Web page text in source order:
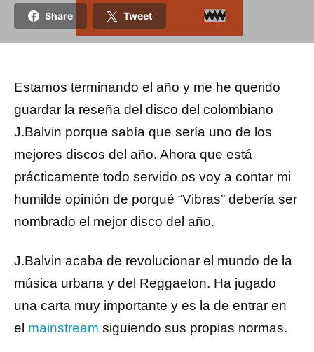
Share Tweet
Estamos terminando el año y me he querido
guardar la reseña del disco del colombiano
J.Balvin porque sabía que sería uno de los
mejores discos del año. Ahora que está
prácticamente todo servido os voy a contar mi
humilde opinión de porqué “Vibras” debería ser
nombrado el mejor disco del año.
J.Balvin acaba de revolucionar el mundo de la
música urbana y del Reggaeton. Ha jugado
una carta muy importante y es la de entrar en
el mainstream siguiendo sus propias normas.